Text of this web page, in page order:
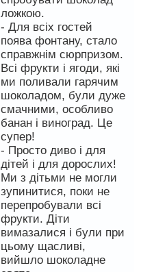
ложкою.
- Для всіх гостей
поява фонтану, стало
справжнім сюрпризом.
Всі фрукти і ягоди, які
ми поливали гарячим
шоколадом, були дуже
смачними, особливо
банан і виноград. Це
супер!
- Просто диво і для
дітей і для дорослих!
Ми з дітьми не могли
зупинитися, поки не
перепробували всі
фрукти. Діти
вимазалися і були при
цьому щасливі,
вийшло шоколадне